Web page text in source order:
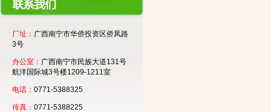
厂址： 广西南宁市华侨投资区侨凤路
3号
办公室： 广西南宁市民族大道131号
航洋国际城3号楼1209-1211室
电话： 0771-5388325
传真： 0771-5388225